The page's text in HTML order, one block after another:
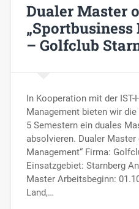
Dualer Master
„Sportbusiness
– Golfclub
In Kooperation mit der
Management bieten wir
5 Semestern ein duales
absolvieren. Dualer
Management“ Firma:
Einsatzgebiet: Starnberg
Master Arbeitsbeginn:
Land,…